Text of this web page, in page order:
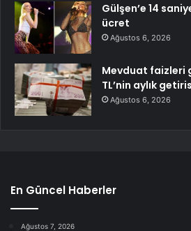
Gülşen’e 14
ücret
Ağustos 6, 2026
Mevduat faizleri
TL’nin aylık
Ağustos 6, 2026
En Güncel Haberler
Ağustos 7, 2026